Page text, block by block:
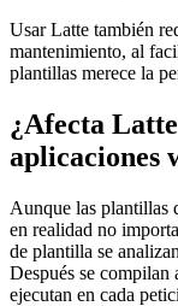
Usar Latte también
mantenimiento, al
plantillas merece la
¿Afecta
aplicaciones
Aunque las plantillas
en realidad no
de plantilla se
Después se compilan
ejecutan en cada